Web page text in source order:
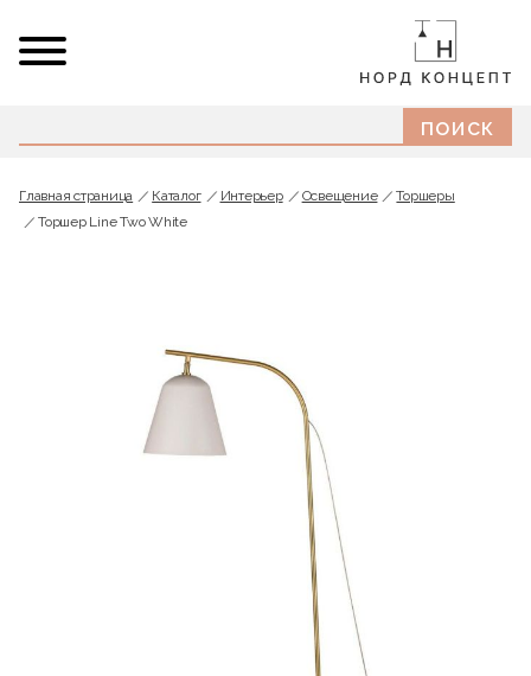
Главная страница Каталог Интерьер Освещение
Торшеры
Торшер Line Two White